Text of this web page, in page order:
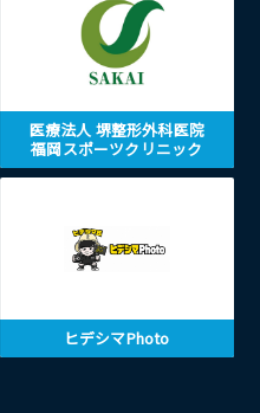
医療法人 堺整形外科医院
福岡スポーツクリニック
ヒデシマPhoto